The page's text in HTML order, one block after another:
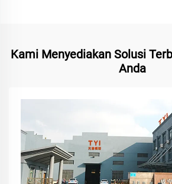
Kami Menyediakan Solusi
Anda